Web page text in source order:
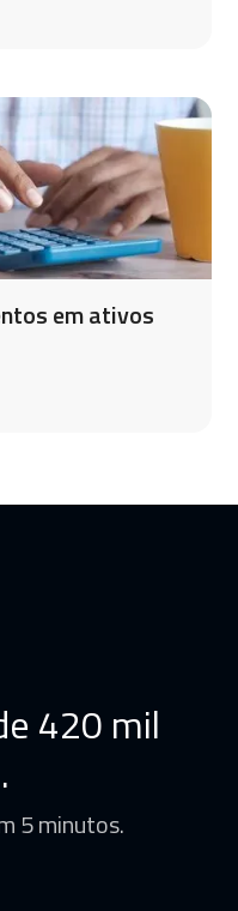
em ativos
420 mil
5 minutos.